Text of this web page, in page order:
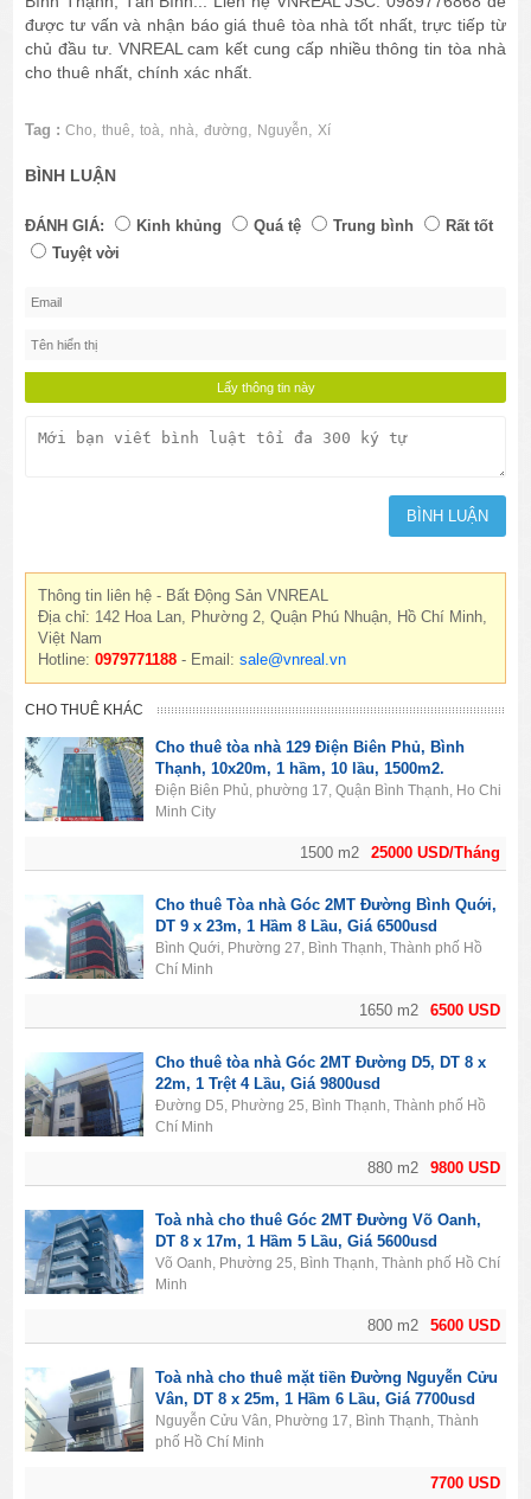
được tư vấn và nhận báo giá thuê tòa nhà tốt nhất, trực tiếp từ
chủ đầu tư. VNREAL cam kết cung cấp nhiều thông tin tòa nhà
cho thuê nhất, chính xác nhất.
Tag : Cho,thuê,toà, nhà,đường, Nguyễn,Xí
BÌNH LUẬN
ĐÁNH GIÁ: Kinh khủng Quá tệ Trung bình
Rất tốt
Tuyệt vời
Thông tin liên hệ - Bất Động Sản VNREAL
Địa chỉ: 142 Hoa Lan, Phường 2, Quận Phú Nhuận, Hồ Chí Minh,
Việt Nam
Hotline:0979771188 - Email:sale@vnreal.vn
CHO THUÊ KHÁC
25000 USD/Tháng
1500 m2
Cho thuê tòa nhà 129 Điện Biên Phủ, Bình
Thạnh, 10x20m, 1 hầm, 10 lầu, 1500m2.
Điện Biên Phủ, phường 17, Quận Bình Thạnh, Ho Chi
Minh City
6500 USD
1650 m2
Cho thuê Tòa nhà Góc 2MT Đường Bình Quới,
DT 9 x 23m, 1 Hầm 8 Lầu, Giá 6500usd
Bình Quới, Phường 27, Bình Thạnh, Thành phố Hồ
Chí Minh
9800 USD
880 m2
Cho thuê tòa nhà Góc 2MT Đường D5, DT 8 x
22m, 1 Trệt 4 Lầu, Giá 9800usd
Đường D5, Phường 25, Bình Thạnh, Thành phố Hồ
Chí Minh
5600 USD
800 m2
Toà nhà cho thuê Góc 2MT Đường Võ Oanh,
DT 8 x 17m, 1 Hầm 5 Lầu, Giá 5600usd
Võ Oanh, Phường 25, Bình Thạnh, Thành phố Hồ Chí
Minh
7700 USD
Toà nhà cho thuê mặt tiền Đường Nguyễn Cửu
Vân, DT 8 x 25m, 1 Hầm 6 Lầu, Giá 7700usd
Nguyễn Cửu Vân, Phường 17, Bình Thạnh, Thành
phố Hồ Chí Minh